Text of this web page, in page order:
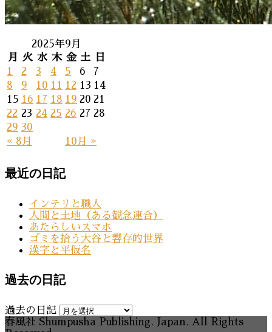
2025年9月
月
火 水 木 金 土 日
« 8月 10月 »
1 2 3 4 5 6
7
8
9 10 11 12 13 14
15 16 17 18 19 20 21
22 23 24 25 26 27 28
29 30
最近の日記
インテリと職人
人間と土地（ある観念連合）
あたらしいスマホ
ゴミを拾う大谷と響存的世界
漢字と平仮名
過去の日記
過去の日記
春風社 Shumpusha Publishing. Japan. All Rights